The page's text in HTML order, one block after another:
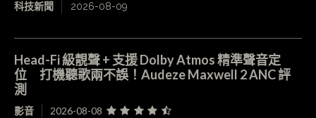
科技新聞 2026-08-09
Head-Fi 級靚聲 + 支援 Dolby Atmos 精準聲音定
位 打機聽歌兩不誤！Audeze Maxwell 2 ANC 評
測
影音 2026-08-08